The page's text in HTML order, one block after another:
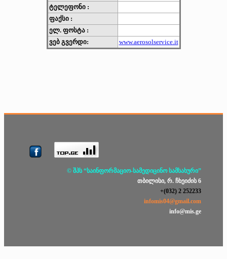
ტელეფონი :
ფაქსი :
ელ. ფოსტა :
ვებ გვერდი:
www.aerosolservice.it
© შპს “საინფორმაციო-სამედიცინო სამსახური”
თბილისი, რ. ჩხეიძის 6
+(032) 2 252233
infomis04@gmail.com
info@mis.ge